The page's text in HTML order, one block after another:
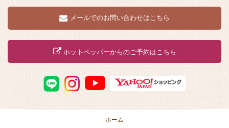
メールでのお問い合わせはこちら
ホットペッパーからのご予約はこちら
ホーム